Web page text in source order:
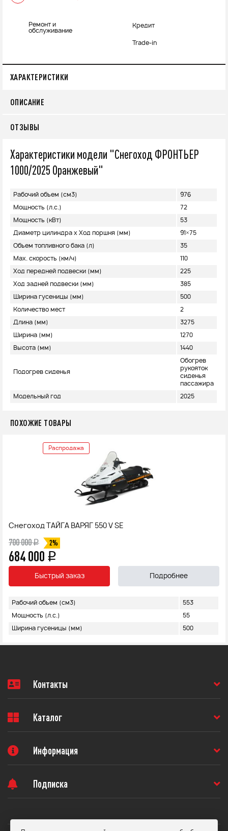
Ремонт и
обслуживание
Кредит
Trade-in
ХАРАКТЕРИСТИКИ
ОПИСАНИЕ
ОТЗЫВЫ
Характеристики модели "Снегоход ФРОНТЬЕР
1000/2025 Оранжевый"
Рабочий объем (см3) 976
Мощность (л.с.) 72
Мощность (кВт) 53
Диаметр цилиндра х Ход поршня (мм) 91×75
Объем топливного бака (л) 35
Max. скорость (км/ч) 110
Ход передней подвески (мм) 225
Ход задней подвески (мм) 385
Ширина гусеницы (мм) 500
Количество мест 2
Длина (мм) 3275
Ширина (мм) 1270
Высота (мм) 1440
Подогрев сиденья
Обогрев
рукояток
сиденья
пассажира
Модельный год 2025
ПОХОЖИЕ ТОВАРЫ
Распродажа
Снегоход ТАЙГА ВАРЯГ 550 V SE
700 000q 2%
684 000 q
Быстрый заказ Подробнее
Рабочий объем (см3) 553
Мощность (л.с.) 55
Ширина гусеницы (мм) 500
Контакты
Каталог
Информация
Подписка